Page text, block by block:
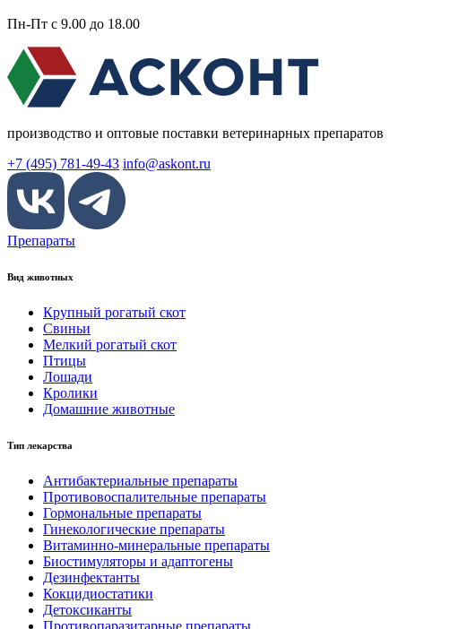
Пн-Пт с 9.00 до 18.00
производство и оптовые поставки ветеринарных препаратов
+7 (495) 781-49-43 info@askont.ru
Препараты
Вид животных
Крупный рогатый скот
Свиньи
Мелкий рогатый скот
Птицы
Лошади
Кролики
Домашние животные
Тип лекарства
Антибактериальные препараты
Противовоспалительные препараты
Гормональные препараты
Гинекологические препараты
Витаминно-минеральные препараты
Биостимуляторы и адаптогены
Дезинфектанты
Кокцидиостатики
Детоксиканты
Противопаразитарные препараты